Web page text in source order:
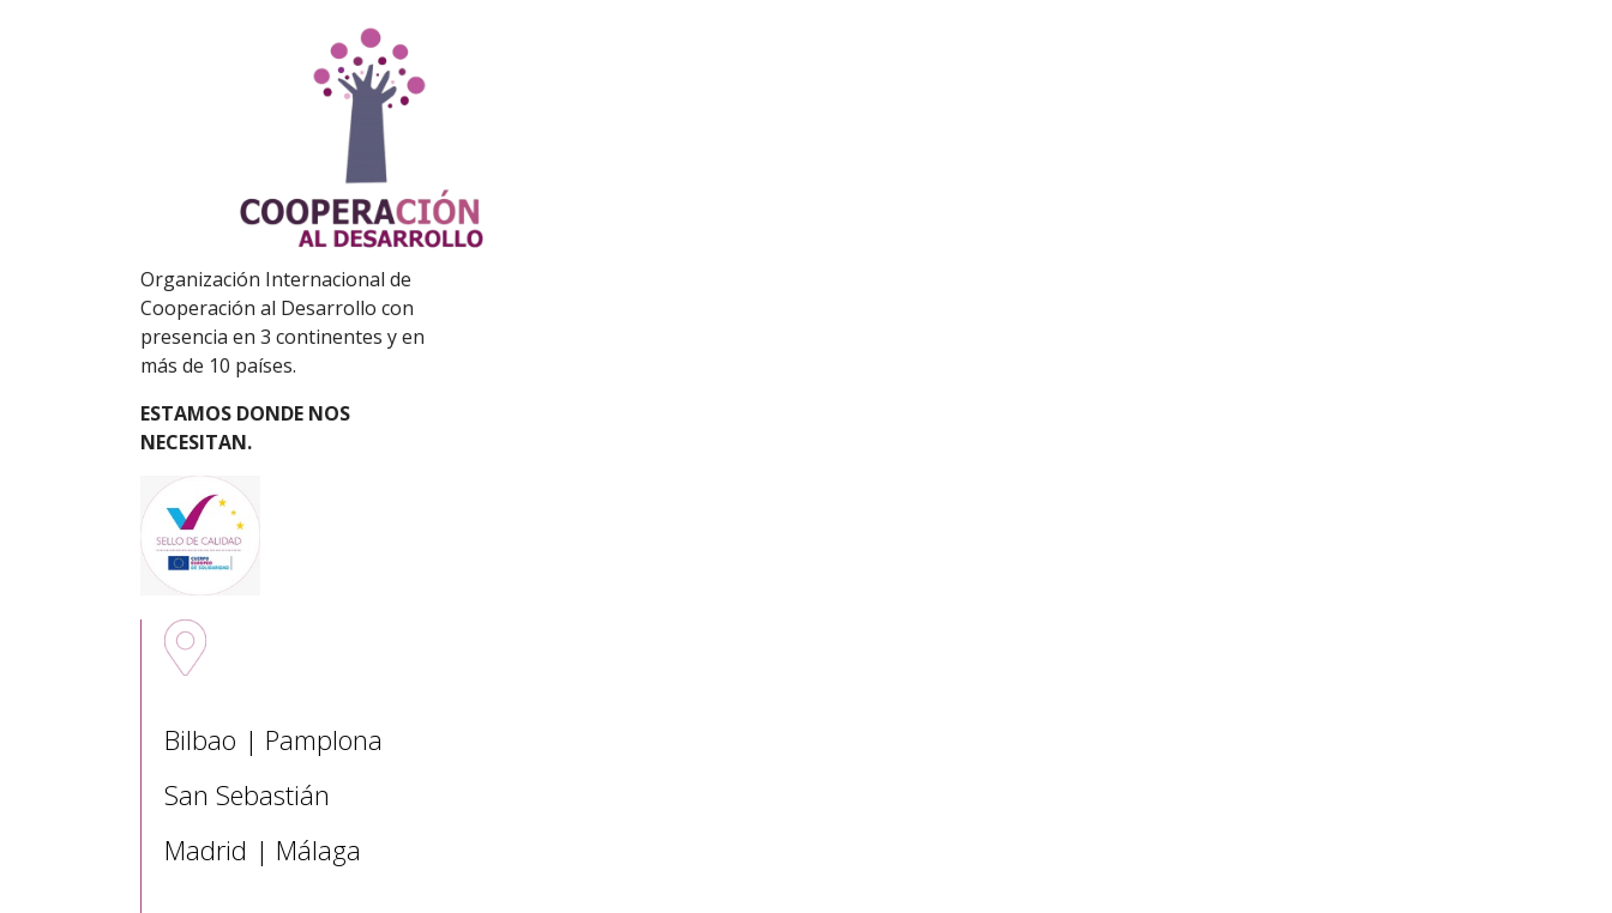
Organización Internacional de
Cooperación al Desarrollo con
presencia en 3 continentes y en
más de 10 países.
ESTAMOS DONDE NOS
NECESITAN.
Bilbao | Pamplona
San Sebastián
Madrid | Málaga